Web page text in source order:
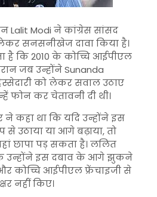
Lalit Modi ने कांग्रेस सांसद
सनसनीखेज दावा किया है।
है कि 2010 के कोच्चि आईपीएल
जब उन्होंनेSunanda
को लेकर सवाल उठाए
फोन कर चेतावनी दी थी।
कहा था कि यदि उन्होंने इस
से उठाया या आगे बढ़ाया, तो
छापा पड़ सकता है। ललित
उन्होंने इस दबाव के आगे झुकने
कोच्चि आईपीएल फ्रेंचाइजी से
नहीं किए।